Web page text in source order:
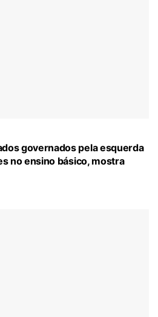
governados pela esquerda
no ensino básico, mostra